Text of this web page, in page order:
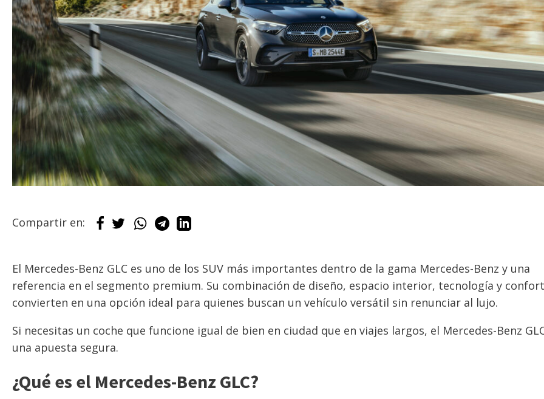
Compartir en:
El Mercedes-Benz GLC es uno de los SUV más importantes dentro de la gama Mercedes-Benz y una
referencia en el segmento premium. Su combinación de diseño, espacio interior, tecnología y
convierten en una opción ideal para quienes buscan un vehículo versátil sin renunciar al lujo.
Si necesitas un coche que funcione igual de bien en ciudad que en viajes largos, el Mercedes-Benz
una apuesta segura.
¿Qué es el Mercedes-Benz GLC?